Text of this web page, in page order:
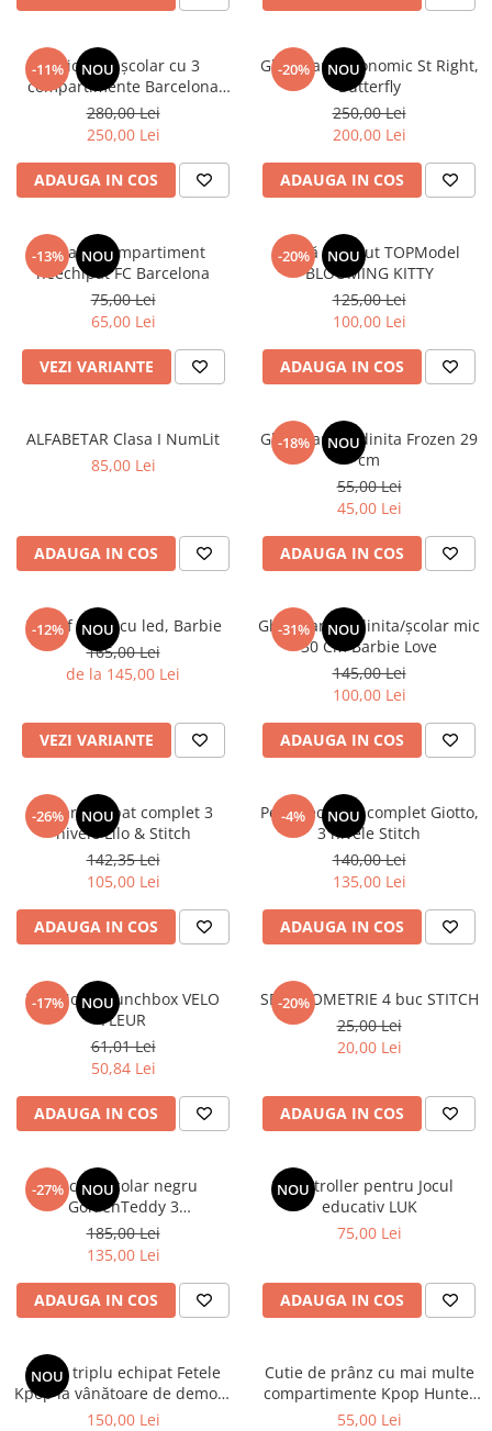
-11% NOU
Ghiozdan școlar cu 3
compartimente Barcelona
AB340 Astrabag albastru/rosu
280,00 Lei
250,00 Lei
ADAUGA IN COS
-20% NOU
Ghiozdan ergonomic St Right,
Butterfly
250,00 Lei
200,00 Lei
ADAUGA IN COS
-13% NOU
Penar 1 compartiment
neechipat FC Barcelona
75,00 Lei
65,00 Lei
VEZI VARIANTE
-20% NOU
Sticlă de băut TOPModel
BLOOMING KITTY
125,00 Lei
100,00 Lei
ADAUGA IN COS
ALFABETAR Clasa I NumLit
85,00 Lei
ADAUGA IN COS
-18% NOU
Ghiozdan gradinita Frozen 29
cm
55,00 Lei
45,00 Lei
ADAUGA IN COS
-12% NOU
Pantof sport cu led, Barbie
165,00 Lei
de la 145,00 Lei
VEZI VARIANTE
-31% NOU
Ghiozdan gradinita/școlar mic
30 Cm Barbie Love
145,00 Lei
100,00 Lei
ADAUGA IN COS
-26% NOU
Penar echipat complet 3
nivele Lilo & Stitch
142,35 Lei
105,00 Lei
ADAUGA IN COS
-4% NOU
Penar echipat complet Giotto,
3 nivele Stitch
140,00 Lei
135,00 Lei
ADAUGA IN COS
-17% NOU
TOPModel Lunchbox VELO
FLEUR
61,01 Lei
50,84 Lei
ADAUGA IN COS
-20%
SET GEOMETRIE 4 buc STITCH
25,00 Lei
20,00 Lei
ADAUGA IN COS
-27% NOU
Rucsac școlar negru
GoldenTeddy 3
compartimente Astra
185,00 Lei
135,00 Lei
ADAUGA IN COS
NOU
Controller pentru Jocul
educativ LUK
75,00 Lei
ADAUGA IN COS
NOU
Penar triplu echipat Fetele
Kpop la vânătoare de demoni
Energy
150,00 Lei
Cutie de prânz cu mai multe
compartimente Kpop Hunter
XL
55,00 Lei